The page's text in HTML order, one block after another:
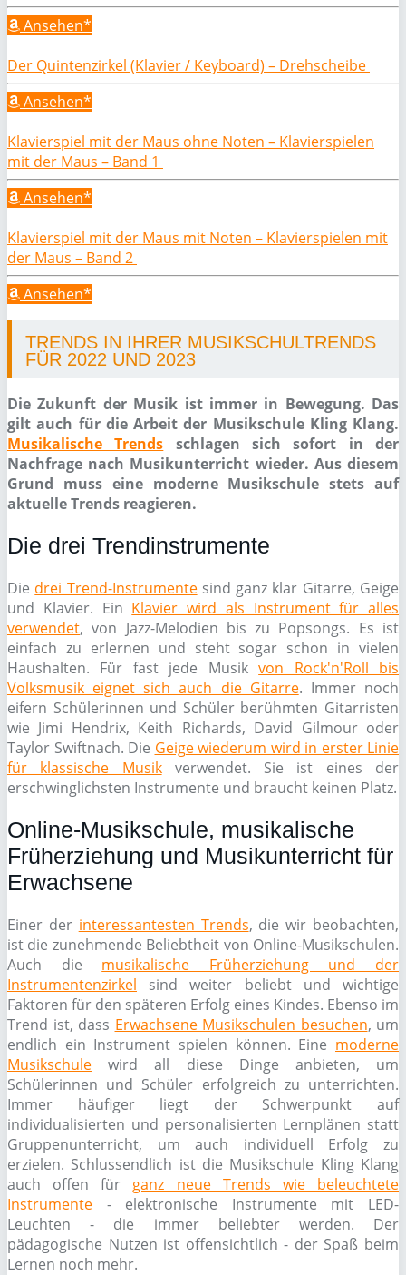
Ansehen*
Der Quintenzirkel (Klavier / Keyboard) – Drehscheibe
Ansehen*
Klavierspiel mit der Maus ohne Noten – Klavierspielen
mit der Maus – Band 1
Ansehen*
Klavierspiel mit der Maus mit Noten – Klavierspielen mit
der Maus – Band 2
Ansehen*
TRENDS IN IHRER MUSIKSCHULTRENDS
FÜR 2022 UND 2023
Die Zukunft der Musik ist immer in Bewegung. Das
gilt auch für die Arbeit der Musikschule Kling Klang.
Musikalische Trends schlagen sich sofort in der
Nachfrage nach Musikunterricht wieder. Aus diesem
Grund muss eine moderne Musikschule stets auf
aktuelle Trends reagieren.
Die drei Trendinstrumente
Die drei Trend-Instrumentesind ganz klar Gitarre, Geige
und Klavier. Ein Klavier wird als Instrument für alles
verwendet, von Jazz-Melodien bis zu Popsongs. Es ist
einfach zu erlernen und steht sogar schon in vielen
Haushalten. Für fast jede Musikvon Rock'n'Roll bis
Volksmusik eignet sich auch die Gitarre. Immer noch
eifern Schülerinnen und Schüler berühmten Gitarristen
wie Jimi Hendrix, Keith Richards, David Gilmour oder
Taylor Swiftnach. Die Geige wiederum wird in erster Linie
für klassische Musikverwendet. Sie ist eines der
erschwinglichsten Instrumente und braucht keinen Platz.
Online-Musikschule, musikalische
Früherziehung und Musikunterricht für
Erwachsene
Einer der interessantesten Trends, die wir beobachten,
ist die zunehmende Beliebtheit von Online-Musikschulen.
Auch die musikalische Früherziehung und der
Instrumentenzirkel sind weiter beliebt und wichtige
Faktoren für den späteren Erfolg eines Kindes. Ebenso im
Trend ist, dass Erwachsene Musikschulen besuchen, um
endlich ein Instrument spielen können. Eine moderne
Musikschule wird all diese Dinge anbieten, um
Schülerinnen und Schüler erfolgreich zu unterrichten.
Immer häufiger liegt der Schwerpunkt auf
individualisierten und personalisierten Lernplänen statt
Gruppenunterricht, um auch individuell Erfolg zu
erzielen. Schlussendlich ist die Musikschule Kling Klang
auch offen für ganz neue Trends wie beleuchtete
Instrumente - elektronische Instrumente mit LED-
Leuchten - die immer beliebter werden. Der
pädagogische Nutzen ist offensichtlich - der Spaß beim
Lernen noch mehr.